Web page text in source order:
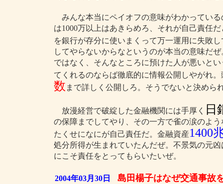
みんな本当にペイオフの意味がわかってい
は1000万以上はあきらめろ、それが自己責任
を銀行が存分に使いまくって万一運用に失敗
してやらないからなというのが本当の意味だ
ではなく、そんなところに預けた人が悪いと
てくれるのならば徹底的に情報公開しやがれ
数 まで詳しく公開しろ。そうでないと決めら
放漫経営で破綻した金融機関には手厚く 日
の保障までしてやり、その一方で雀の涙のよ
たくせになにが自己責任だ。金融資産1400
処分所得が生まれていたんだぜ。不景気の元
にこそ責任をとってもらいたいぜ。
2004年03月30日
島田楊子はなぜ交通事故